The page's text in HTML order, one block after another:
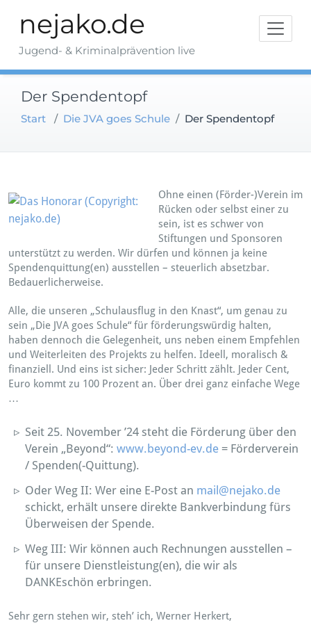
Inhalt
springen
nejako.de
Jugend- & Kriminalprävention live
Der Spendentopf
Start / Die JVA goes Schule / Der Spendentopf
Ohne einen (Förder-)Verein im
Rücken oder selbst einer zu
sein, ist es schwer von
Stiftungen und Sponsoren
unterstützt zu werden. Wir dürfen und können ja keine
Spendenquittung(en) ausstellen – steuerlich absetzbar.
Bedauerlicherweise.
Alle, die unseren „Schulausflug in den Knast“, um genau zu
sein „Die JVA goes Schule“ für förderungswürdig halten,
haben dennoch die Gelegenheit, uns neben einem Empfehlen
und Weiterleiten des Projekts zu helfen. Ideell, moralisch &
finanziell. Und eins ist sicher: Jeder Schritt zählt. Jeder Cent,
Euro kommt zu 100 Prozent an. Über drei ganz einfache Wege
…
Seit 25. November ’24 steht die Förderung über den
Verein „Beyond“: www.beyond-ev.de= Förderverein
/ Spenden(-Quittung).
Oder Weg II: Wer eine E-Post an mail@nejako.de
schickt, erhält unsere direkte Bankverbindung fürs
Überweisen der Spende.
Weg III: Wir können auch Rechnungen ausstellen –
für unsere Dienstleistung(en), die wir als
DANKEschön erbringen.
Sehr gern stehen wir, steh’ ich, Werner Herkert,